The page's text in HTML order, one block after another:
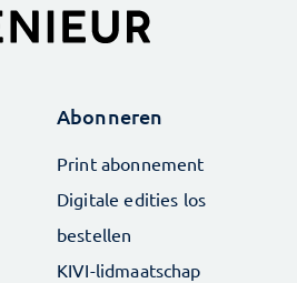
Abonneren
Print abonnement
Digitale edities los
bestellen
KIVI-lidmaatschap